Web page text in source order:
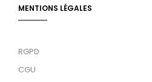
MENTIONS LÉGALES
RGPD
CGU